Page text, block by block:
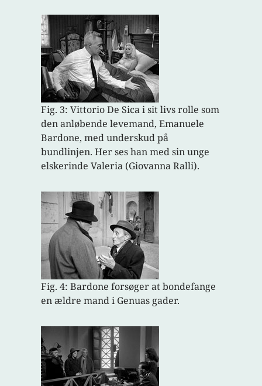
Fig. 3: Vittorio De Sica i sit livs rolle som
den anløbende levemand, Emanuele
Bardone, med underskud på
bundlinjen. Her ses han med sin unge
elskerinde Valeria (Giovanna Ralli).
Fig. 4: Bardone forsøger at bondefange
en ældre mand i Genuas gader.